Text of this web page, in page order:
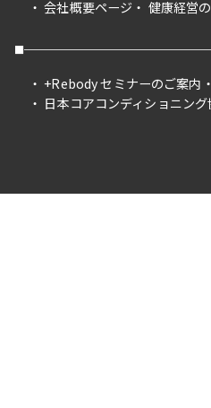
会社概要ページ
健康経営
+Rebody セミナーのご案内
日本コアコンディショニング